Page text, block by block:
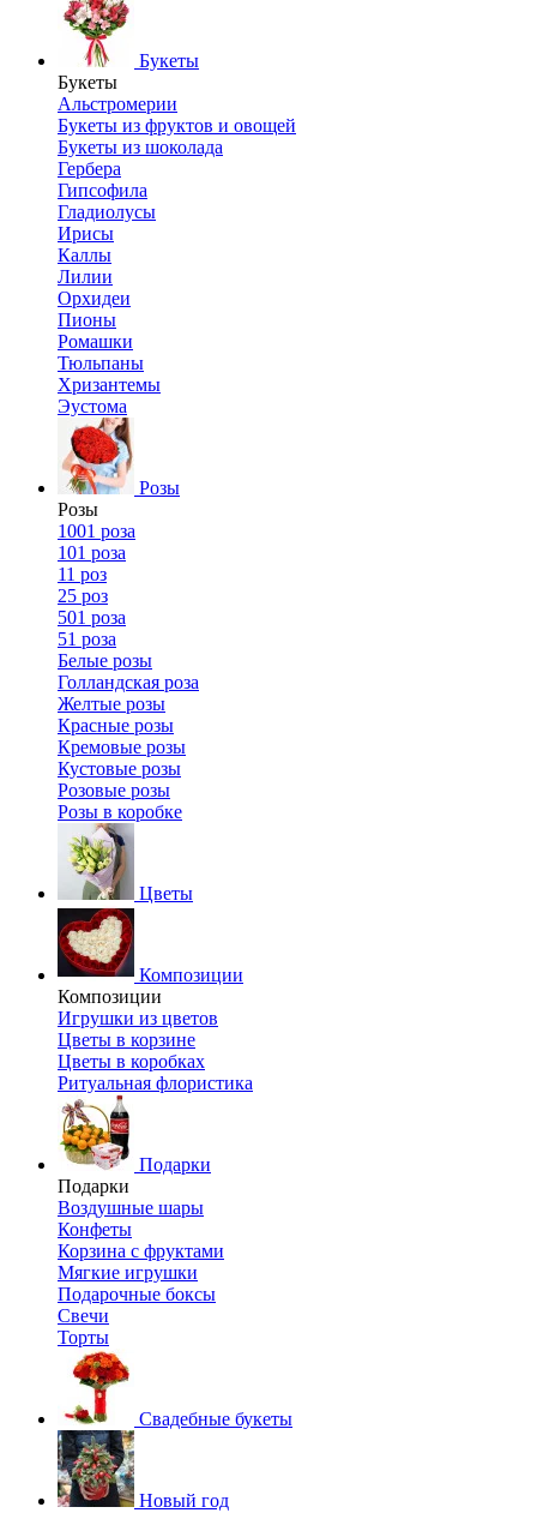
Букеты
Букеты
Альстромерии
Букеты из фруктов и овощей
Букеты из шоколада
Гербера
Гипсофила
Гладиолусы
Ирисы
Каллы
Лилии
Орхидеи
Пионы
Ромашки
Тюльпаны
Хризантемы
Эустома
Розы
Розы
1001 роза
101 роза
11 роз
25 роз
501 роза
51 роза
Белые розы
Голландская роза
Желтые розы
Красные розы
Кремовые розы
Кустовые розы
Розовые розы
Розы в коробке
Цветы
Композиции
Композиции
Игрушки из цветов
Цветы в корзине
Цветы в коробках
Ритуальная флористика
Подарки
Подарки
Воздушные шары
Конфеты
Корзина с фруктами
Мягкие игрушки
Подарочные боксы
Свечи
Торты
Свадебные букеты
Новый год